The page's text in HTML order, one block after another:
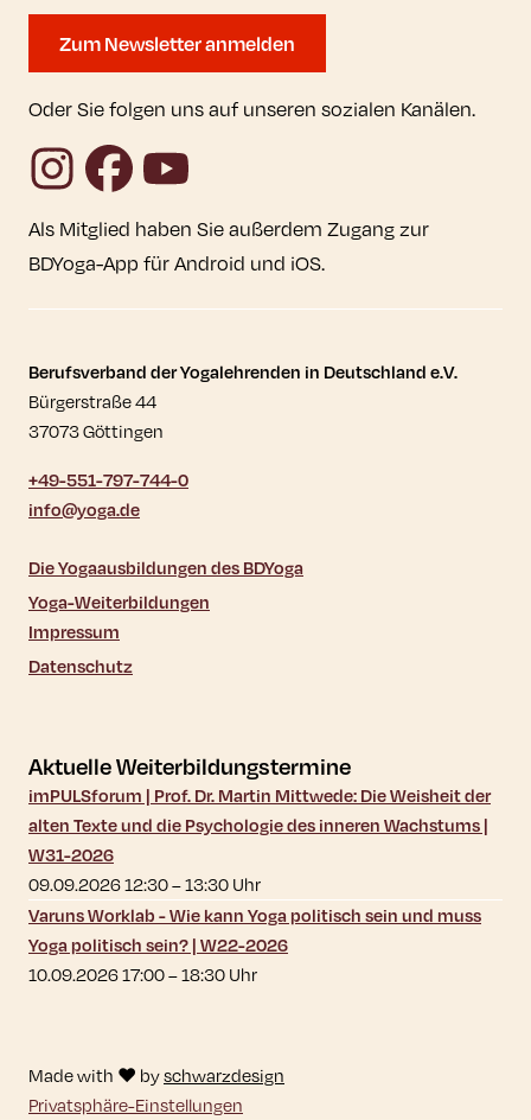
Zum Newsletter anmelden
Oder Sie folgen uns auf unseren sozialen Kanälen.
InstagramFacebookYouTube
Als Mitglied haben Sie außerdem Zugang zur
BDYoga-App für Android und iOS.
Kontaktdaten und weitere Links
Berufsverband der Yogalehrenden in Deutschland e.V.
Bürgerstraße 44
37073 Göttingen
+49-551-797-744-0
info@yoga.de
Die Yogaausbildungen des BDYoga
Yoga-Weiterbildungen
Impressum
Datenschutz
Aktuelle Weiterbildungstermine
imPULSforum | Prof. Dr. Martin Mittwede: Die Weisheit der
alten Texte und die Psychologie des inneren Wachstums |
W31-2026
09.09.2026 12:30–13:30Uhr
Varuns Worklab - Wie kann Yoga politisch sein und muss
Yoga politisch sein? | W22-2026
10.09.2026 17:00–18:30Uhr
Made with ♥ byschwarzdesign
Privatsphäre-Einstellungen